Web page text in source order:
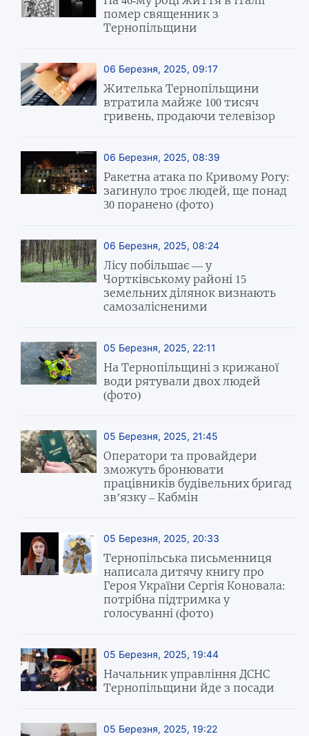
помер священник з
Тернопільщини
06 Березня, 2025, 09:17
Жителька Тернопільщини
втратила майже 100 тисяч
гривень, продаючи телевізор
06 Березня, 2025, 08:39
Ракетна атака по Кривому Рогу:
загинуло троє людей, ще понад
30 поранено (фото)
06 Березня, 2025, 08:24
Лісу побільшає — у
Чортківському районі 15
земельних ділянок визнають
самозалісненими
05 Березня, 2025, 22:11
На Тернопільщині з крижаної
води рятували двох людей
(фото)
05 Березня, 2025, 21:45
Оператори та провайдери
зможуть бронювати
працівників будівельних бригад
зв’язку – Кабмін
05 Березня, 2025, 20:33
Тернопільська письменниця
написала дитячу книгу про
Героя України Сергія Коновала:
потрібна підтримка у
голосуванні (фото)
05 Березня, 2025, 19:44
Начальник управління ДСНС
Тернопільщини йде з посади
05 Березня, 2025, 19:22